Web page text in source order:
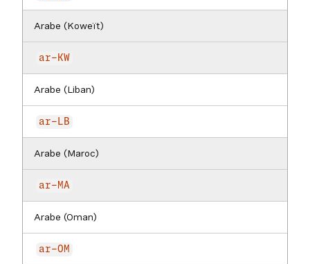
Arabe (Koweït)
ar-KW
Arabe (Liban)
ar-LB
Arabe (Maroc)
ar-MA
Arabe (Oman)
ar-OM